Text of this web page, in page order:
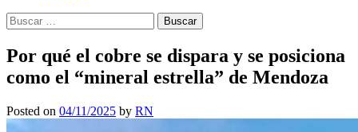
Buscar:
Por qué el cobre se dispara y se posiciona
como el “mineral estrella” de Mendoza
Posted on 04/11/2025 by RN